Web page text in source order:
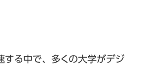
する中で、多くの大学がデジ